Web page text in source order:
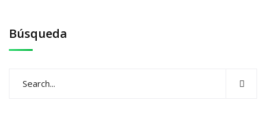
Búsqueda